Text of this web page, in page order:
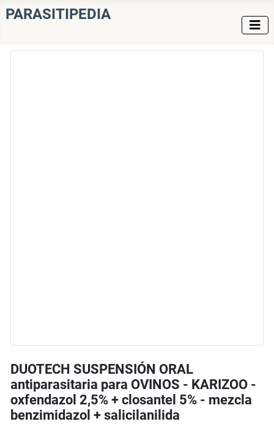
PARASITIPEDIA
DUOTECH SUSPENSIÓN ORAL
antiparasitaria para OVINOS - KARIZOO -
oxfendazol 2,5% + closantel 5% - mezcla
benzimidazol + salicilanilida